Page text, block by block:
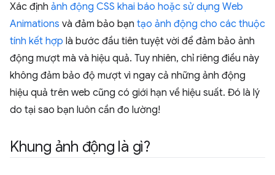
Xác định ảnh động CSS khai báo hoặc sử dụng Web
Animations và đảm bảo bạn tạo ảnh động cho các thuộc
tính kết hợp là bước đầu tiên tuyệt vời để đảm bảo ảnh
động mượt mà và hiệu quả. Tuy nhiên, chỉ riêng điều này
không đảm bảo độ mượt vì ngay cả những ảnh động
hiệu quả trên web cũng có giới hạn về hiệu suất. Đó là lý
do tại sao bạn luôn cần đo lường!
Khung ảnh động là gì?